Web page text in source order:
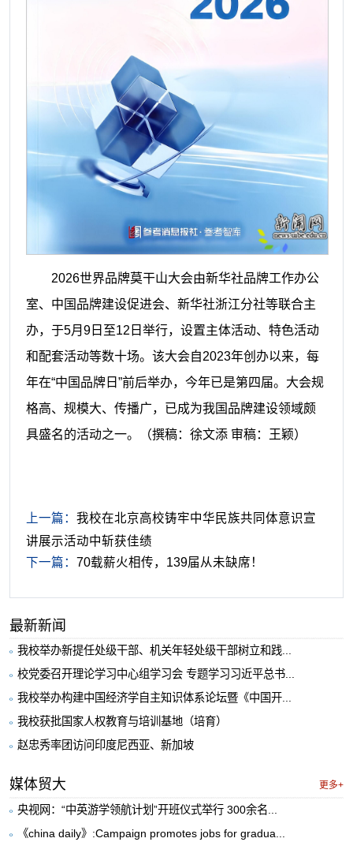
2026世界品牌莫干山大会由新华社品牌工作办公
室、中国品牌建设促进会、新华社浙江分社等联合主
办，于5月9日至12日举行，设置主体活动、特色活动
和配套活动等数十场。该大会自2023年创办以来，每
年在“中国品牌日”前后举办，今年已是第四届。大会规
格高、规模大、传播广，已成为我国品牌建设领域颇
具盛名的活动之一。
（撰稿：徐文添 审稿：王颖）
上一篇： 我校在北京高校铸牢中华民族共同体意识宣
讲展示活动中斩获佳绩
下一篇： 70载薪火相传，139届从未缺席！
最新新闻
我校举办新提任处级干部、机关年轻处级干部树立和践...
校党委召开理论学习中心组学习会 专题学习习近平总书...
我校举办构建中国经济学自主知识体系论坛暨《中国开...
我校获批国家人权教育与培训基地（培育）
赵忠秀率团访问印度尼西亚、新加坡
媒体贸大 更多+
央视网：“中英游学领航计划”开班仪式举行 300余名...
《china daily》:Campaign promotes jobs for gradua...